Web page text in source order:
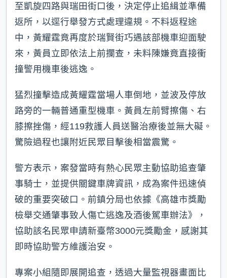
至凱旋四路與瑞田街口後，決定停止追緝並準備
返所，以逕行舉發方式處理違規。不料返程途
中，黃耀霆竟再度於瑞賢街巧遇該部機車迎面駛
來，黃員立即依法上前攔查，未料陳嫌竟直接衝
撞警用機車後逃逸。
猛烈撞擊造成黃耀霆當場人車倒地，並波及停放
路旁的一輛普通重型機車。黃員左前臂擦傷、右
膝擦挫傷，經119救護人員送醫治療後並無大礙。
驚險過程也讓附近民眾目擊後相當震驚。
警方表示，案發當時有熱心民眾主動協助追查肇
事騎士，並提供關鍵車牌資訊，成為案件迅速偵
破的重要突破口。前鎮分局也依據《高雄市獎勵
檢舉交通肇事致人傷亡逃逸及酒後駕車辦法》，
協助該名民眾申請新臺幣3000元獎勵金，感謝其
即時協助警方維護治安。
專案小組隨即展開追查，透過大量監視器畫面比